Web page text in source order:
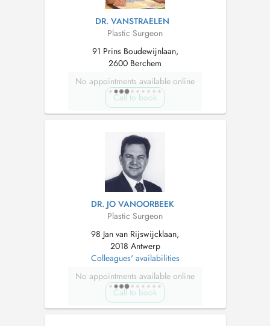
DR. VANSTRAELEN
Plastic Surgeon
91 Prins Boudewijnlaan,
2600 Berchem
No appointments available online
Call to book
DR. JO VANOORBEEK
Plastic Surgeon
98 Jan van Rijswijcklaan,
2018 Antwerp
Colleagues' availabilities
No appointments available online
Call to book